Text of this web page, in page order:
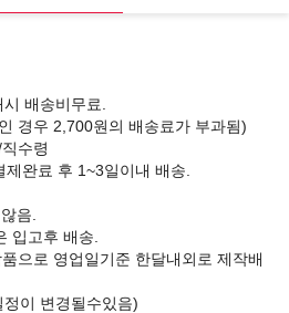
배송비무료.
경우 2,700원의 배송료가 부과됨)
수령
완료 후 1~3일이내 배송.
음.
입고후 배송.
으로 영업일기준 한달내외로 제작배
이 변경될수있음)